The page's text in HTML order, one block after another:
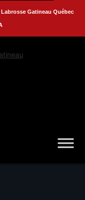
Labrosse Gatineau Québec